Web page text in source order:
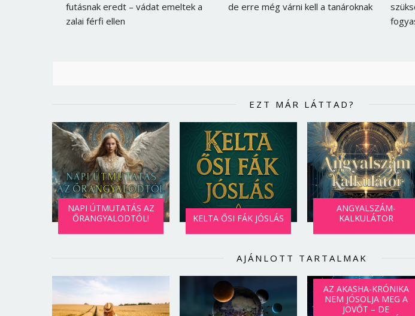
futásnak eredt – vádat emeltek a
zalai férfi ellen
de erre még várni kell a tanároknak
EZT MÁR LÁTTAD?
NAPI ÚTMUTATÁS AZ
ŐRANGYALODTÓL!
KELTA ŐSI FÁK JÓSLÁS
ANGYALSZÁM-
KALKULÁTOR
AJÁNLOTT TARTALMAK
AZ AKASHA-KRÓNIKA
NEM JÓSOLJA MEG A
JÖVŐT – DE